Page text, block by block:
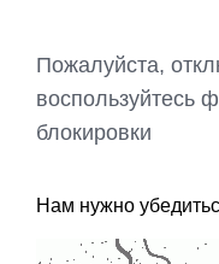
Пожалуйста,
воспользуйтесь
блокировки
Нам нужно